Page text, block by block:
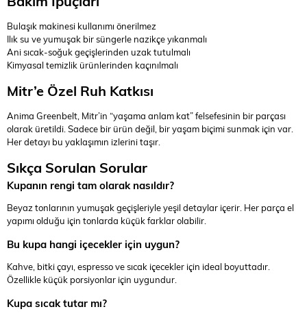
Bulaşık makinesi kullanımı önerilmez
Ilık su ve yumuşak bir süngerle nazikçe yıkanmalı
Ani sıcak-soğuk geçişlerinden uzak tutulmalı
Kimyasal temizlik ürünlerinden kaçınılmalı
Mitr’e Özel Ruh Katkısı
Anima Greenbelt, Mitr’in “yaşama anlam kat” felsefesinin bir parçası
olarak üretildi. Sadece bir ürün değil, bir yaşam biçimi sunmak için var.
Her detayı bu yaklaşımın izlerini taşır.
Sıkça Sorulan Sorular
Kupanın rengi tam olarak nasıldır?
Beyaz tonlarının yumuşak geçişleriyle yeşil detaylar içerir. Her parça el
yapımı olduğu için tonlarda küçük farklar olabilir.
Bu kupa hangi içecekler için uygun?
Kahve, bitki çayı, espresso ve sıcak içecekler için ideal boyuttadır.
Özellikle küçük porsiyonlar için uygundur.
Kupa sıcak tutar mı?